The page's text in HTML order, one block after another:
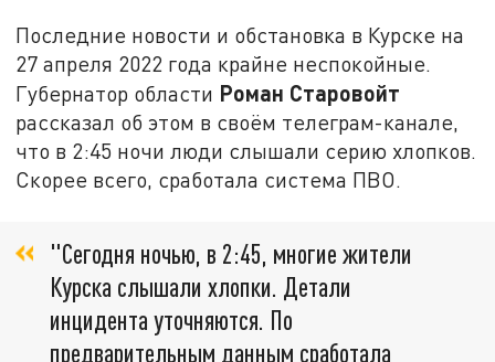
Последние новости и обстановка в Курске на
27 апреля 2022 года крайне неспокойные.
Губернатор области Роман Старовойт
рассказал об этом в своём телеграм-канале,
что в 2:45 ночи люди слышали серию хлопков.
Скорее всего, сработала система ПВО.
"Сегодня ночью, в 2:45, многие жители
Курска слышали хлопки. Детали
инцидента уточняются. По
предварительным данным сработала